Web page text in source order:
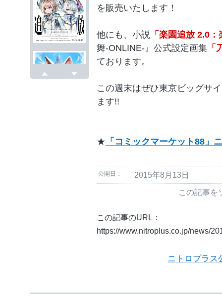
を販売いたします！
他にも、小説 「楽園追放 2.0
舞-ONLINE-』公式設定画集
ております。
この週末はぜひ東京ビッグサ
ます!!
★ 「コミックマーケット88」
公開日： 2015年8月13日
この記事を
この記事のURL：
https://www.nitroplus.co.jp/news/
ニトロプラス